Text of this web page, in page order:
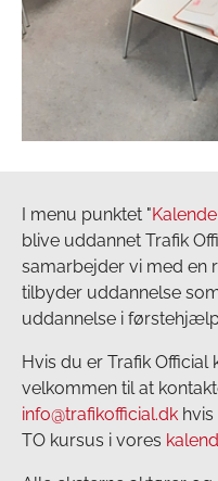
I menu punktet "
blive uddannet Trafik
samarbejder vi med en
tilbyder uddannelse
uddannelse i
Hvis du er Trafik
velkommen til at
info@trafikofficial.dk
TO kursus i vores